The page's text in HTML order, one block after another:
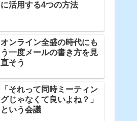
に活用する4つの方法
オンライン全盛の時代にも
う一度メールの書き方を見
直そう
「それって同時ミーティン
グじゃなくて良いよね？」
という会議